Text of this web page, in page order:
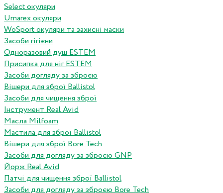
Select окуляри
Umarex окуляри
WoSport окуляри та захисні маски
Засоби гігієни
Одноразовий душ ESTEM
Присипка для ніг ESTEM
Засоби догляду за зброєю
Вішери для зброї Ballistol
Засоби для чищення зброї
Інструмент Real Avid
Масла Milfoam
Мастила для зброї Ballistol
Вішери для зброї Bore Tech
Засоби для догляду за зброєю GNP
Йорж Real Avid
Патчі для чищення зброї Ballistol
Засоби для догляду за зброєю Bore Tech